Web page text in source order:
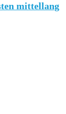
mittellang